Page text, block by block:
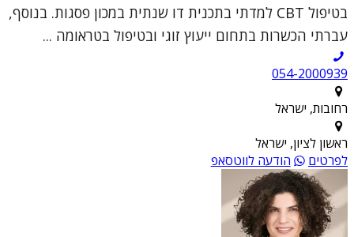
בטיפול CBT למדתי בתכנית דו שנתית במכון פסגות. בנוסף,
עברתי הכשרות בתחום ייעוץ זוגי ובטיפול בטראומה ...
054-2000939
רחובות, ישראל
ראשון לציון, ישראל
לפרטים
הודעה לווטסאפ